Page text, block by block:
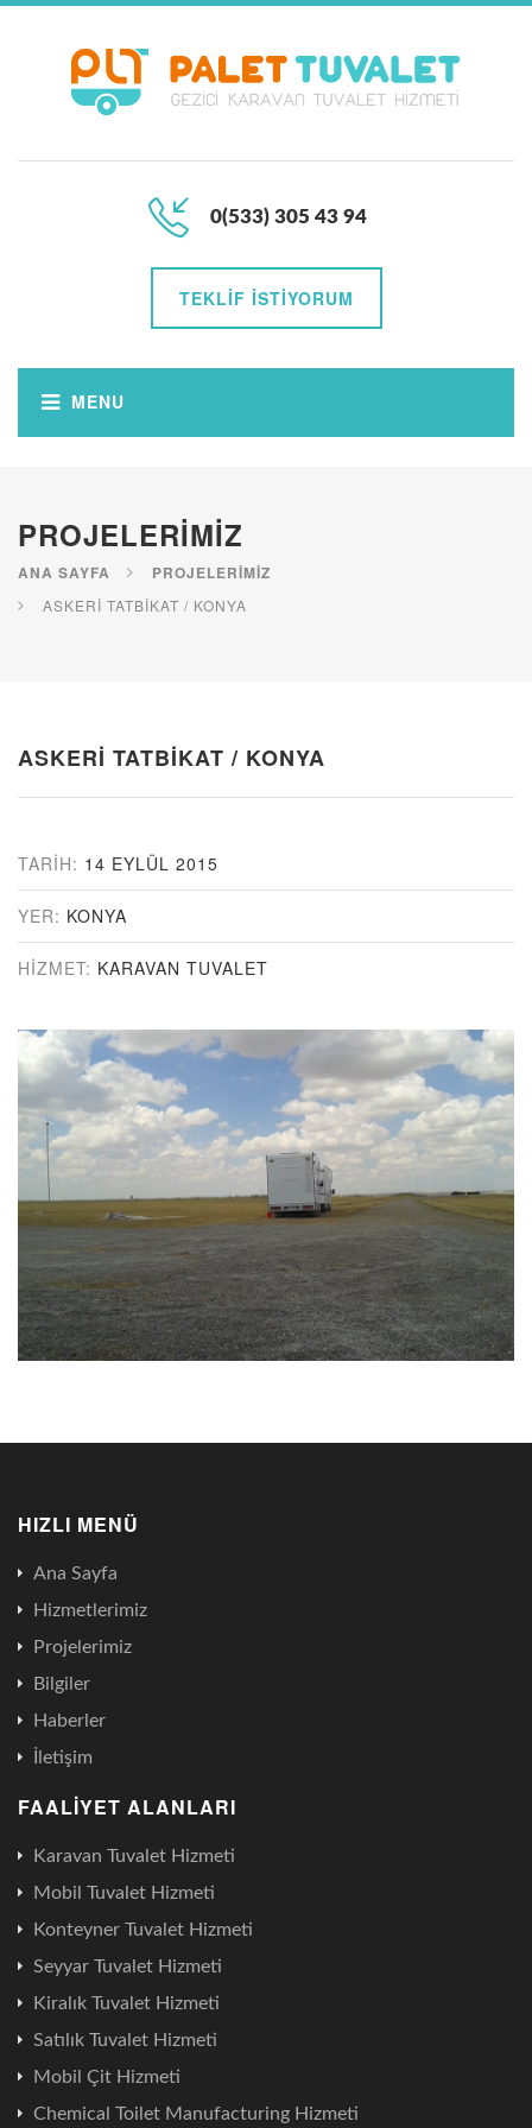
0(533) 305 43 94
TEKLIF İSTIYORUM
PROJELERIMIZ
ANA SAYFA PROJELERIMIZ
ASKERİ TATBİKAT / KONYA
ASKERİ TATBİKAT / KONYA
TARIH: 14 EYLÜL 2015
YER: KONYA
HIZMET: KARAVAN TUVALET
HIZLI MENÜ
Ana Sayfa
Hizmetlerimiz
Projelerimiz
Bilgiler
Haberler
İletişim
FAALIYET ALANLARI
Karavan Tuvalet Hizmeti
Mobil Tuvalet Hizmeti
Konteyner Tuvalet Hizmeti
Seyyar Tuvalet Hizmeti
Kiralık Tuvalet Hizmeti
Satılık Tuvalet Hizmeti
Mobil Çit Hizmeti
Chemical Toilet Manufacturing Hizmeti